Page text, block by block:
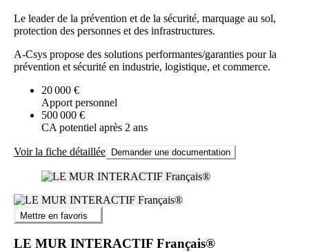
Le leader de la prévention et de la sécurité, marquage au sol,
protection des personnes et des infrastructures.
A-Csys propose des solutions performantes/garanties pour la
prévention et sécurité en industrie, logistique, et commerce.
20 000 €
Apport personnel
500 000 €
CA potentiel après 2 ans
Voir la fiche détaillée Demander une documentation
Mettre en favoris
LE MUR INTERACTIF Français®